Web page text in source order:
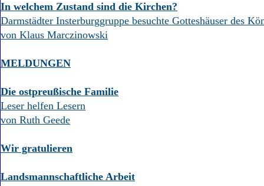
In welchem Zustand sind die Kirchen?
Darmstädter Insterburggruppe besuchte Gotteshäuser des
von Klaus Marczinowski
MELDUNGEN
Die ostpreußische Familie
Leser helfen Lesern
von Ruth Geede
Wir gratulieren
Landsmannschaftliche Arbeit